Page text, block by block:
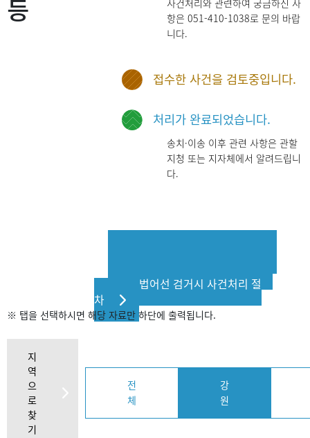
등
사건처리와 관련하여 궁금하신 사
항은 051-410-1038로 문의 바랍
니다.
접수한 사건을 검토중입니다.
처리가 완료되었습니다.
송치·이송 이후 관련 사항은 관할
지청 또는 지자체에서 알려드립니
다.
불법어선 검거시 사건처리 절
차
※ 탭을 선택하시면 해당 자료만 하단에 출력됩니다.
지
역
으
로
찾
기
전
체
강
원